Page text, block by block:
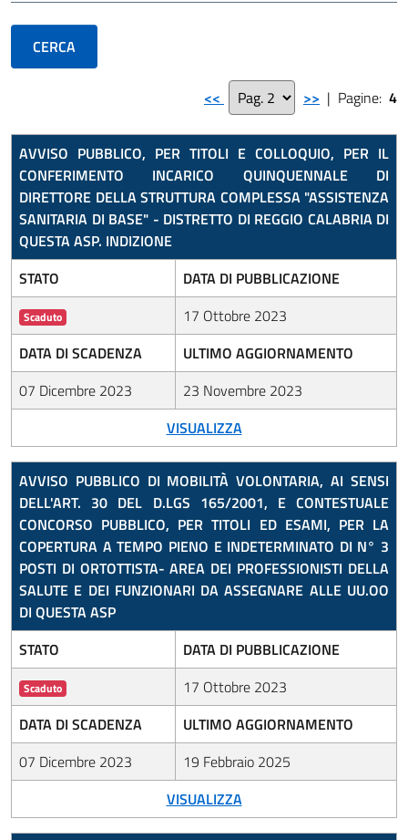
<< >> | Pagine: 4
AVVISO PUBBLICO, PER TITOLI E COLLOQUIO, PER IL
CONFERIMENTO INCARICO QUINQUENNALE DI
DIRETTORE DELLA STRUTTURA COMPLESSA "ASSISTENZA
SANITARIA DI BASE" - DISTRETTO DI REGGIO CALABRIA DI
QUESTA ASP. INDIZIONE
STATO
DATA DI PUBBLICAZIONE
Scaduto
17 Ottobre 2023
DATA DI SCADENZA
ULTIMO AGGIORNAMENTO
07 Dicembre 2023
23 Novembre 2023
VISUALIZZA
AVVISO PUBBLICO DI MOBILITÀ VOLONTARIA, AI SENSI
DELL'ART. 30 DEL D.LGS 165/2001, E CONTESTUALE
CONCORSO PUBBLICO, PER TITOLI ED ESAMI, PER LA
COPERTURA A TEMPO PIENO E INDETERMINATO DI N° 3
POSTI DI ORTOTTISTA- AREA DEI PROFESSIONISTI DELLA
SALUTE E DEI FUNZIONARI DA ASSEGNARE ALLE UU.OO
DI QUESTA ASP
STATO
DATA DI PUBBLICAZIONE
Scaduto
17 Ottobre 2023
DATA DI SCADENZA
ULTIMO AGGIORNAMENTO
07 Dicembre 2023
19 Febbraio 2025
VISUALIZZA